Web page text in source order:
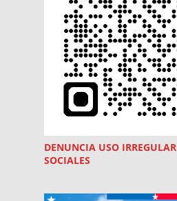
DENUNCIA USO IRREGULAR
SOCIALES